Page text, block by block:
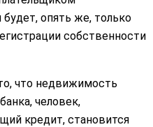
опять же, только
собственности
что недвижимость
человек,
кредит, становится